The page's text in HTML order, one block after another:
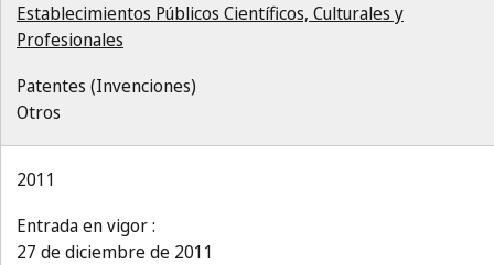
Establecimientos Públicos Científicos, Culturales y
Profesionales
Patentes (Invenciones)
Otros
2011
Entrada en vigor :
27 de diciembre de 2011